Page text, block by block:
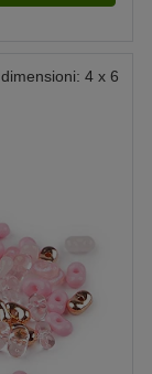
4 x 6